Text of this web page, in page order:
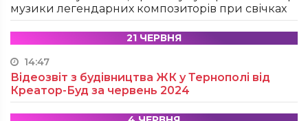
музики легендарних композиторів при свічках
21 ЧЕРВНЯ
14:47
Відеозвіт з будівництва ЖК у Тернополі від
Креатор-Буд за червень 2024